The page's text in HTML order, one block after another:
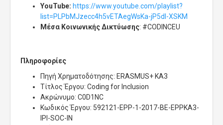
YouTube: https://www.youtube.com/playlist?
list=PLPbMJzecc4h5vETAegWsKa-jP5dl-XSKM
Μέσα Κοινωνικής Δικτύωσης: #CODINCEU
Πληροφορίες
Πηγή Χρηματοδότησης: ERASMUS+ KA3
Τίτλος Έργου: Coding for Inclusion
Ακρώνυμο: C0D1NC
Κωδικός Έργου: 592121-EPP-1-2017-BE-EPPKA3-
IPI-SOC-IN